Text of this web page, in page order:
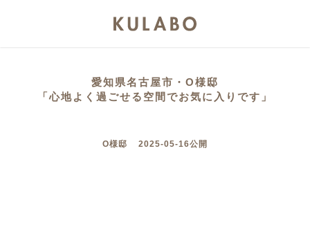
愛知県名古屋市・O様邸
「心地よく過ごせる空間でお気に入りです」
O様邸 2025-05-16公開